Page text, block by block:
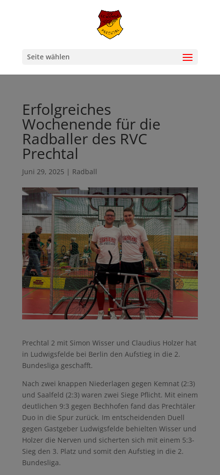
Seite wählen
Erfolgreiches
Wochenende für die
Radballer des RVC
Prechtal
Juni 29, 2025 | Radball
Prechtal 2 mit Simon Wisser und Claudius Holzer hat
in Ludwigsfelde bei Berlin den Aufstieg in die 2.
Bundesliga geschafft.
Nach zwei knappen Niederlagen gegen Kemnat (2:3)
und Saalfeld (2:3) waren zwei Siege Pflicht. Mit einem
deutlichen 9:3 gegen Bechhofen fand das Prechtäler
Duo in die Spur zurück. Im entscheidenden Duell
gegen Gastgeber Ludwigsfelde behielten Wisser und
Holzer die Nerven und sicherten sich mit einem 5:3-
Sieg den 3. Platz und somit den Aufstieg in die 2.
Bundesliga.